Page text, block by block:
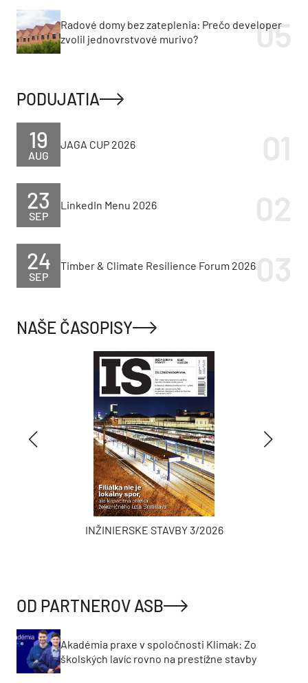
Radové domy bez zateplenia: Prečo developer
zvolil jednovrstvové murivo?
PODUJATIA
AUG
19 JAGA CUP 2026
SEP
23 LinkedIn Menu 2026
SEP
24 Timber & Climate Resilience Forum 2026
NAŠE ČASOPISY
INŽINIERSKE STAVBY 3/2026
OD PARTNEROV ASB
Akadémia praxe v spoločnosti Klimak: Zo
školských lavíc rovno na prestížne stavby